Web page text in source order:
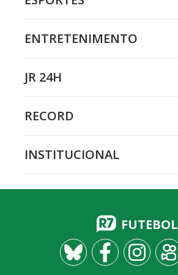
ENTRETENIMENTO
JR 24H
RECORD
INSTITUCIONAL
FUTEBOL